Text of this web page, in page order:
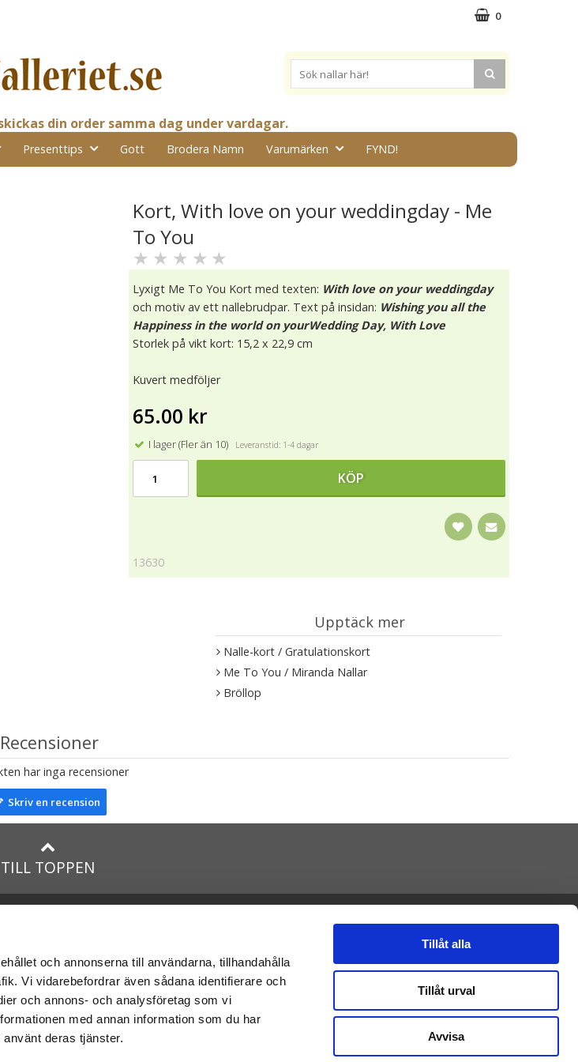
och annonserna till användarna, tillhandahålla
Vi vidarebefordrar även sådana identifierare och
och annons- och analysföretag som vi
med annan information som du har
deras tjänster.
Tillåt alla
Tillåt urval
Avvisa
0
din order samma dag under vardagar.
Presenttips Gott Brodera Namn Varumärken FYND!
Kort, With love on your weddingday - Me
To You
★ ★ ★ ★ ★
Lyxigt Me To You Kort med texten: With love on your weddingday
och motiv av ett nallebrudpar. Text på insidan: Wishing you all the
Happiness in the world on yourWedding Day, With Love
Storlek på vikt kort: 15,2 x 22,9 cm
Kuvert medföljer
65.00 kr
I lager (Fler än 10) Leveranstid: 1-4 dagar
KÖP
13630
Upptäck mer
Nalle-kort / Gratulationskort
Me To You / Miranda Nallar
Bröllop
Recensioner
har inga recensioner
Skriv en recension
TILL TOPPEN
E-mail: kontakt@nalleriet.se